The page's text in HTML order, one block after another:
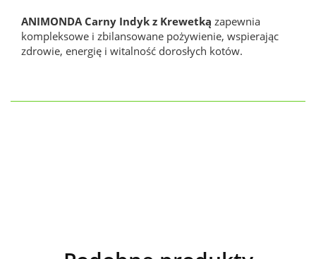
ANIMONDA Carny Indyk z Krewetką zapewnia
kompleksowe i zbilansowane pożywienie, wspierając
zdrowie, energię i witalność dorosłych kotów.